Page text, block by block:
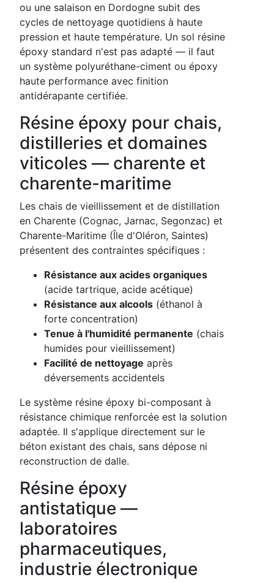
ou une salaison en Dordogne subit des
cycles de nettoyage quotidiens à haute
pression et haute température. Un sol résine
époxy standard n'est pas adapté — il faut
un système polyuréthane-ciment ou époxy
haute performance avec finition
antidérapante certifiée.
Résine époxy pour chais,
distilleries et domaines
viticoles — charente et
charente-maritime
Les chais de vieillissement et de distillation
en Charente (Cognac, Jarnac, Segonzac) et
Charente-Maritime (Île d'Oléron, Saintes)
présentent des contraintes spécifiques :
Résistance aux acides organiques
(acide tartrique, acide acétique)
Résistance aux alcools (éthanol à
forte concentration)
Tenue à l'humidité permanente (chais
humides pour vieillissement)
Facilité de nettoyage après
déversements accidentels
Le système résine époxy bi-composant à
résistance chimique renforcée est la solution
adaptée. Il s'applique directement sur le
béton existant des chais, sans dépose ni
reconstruction de dalle.
Résine époxy
antistatique —
laboratoires
pharmaceutiques,
industrie électronique